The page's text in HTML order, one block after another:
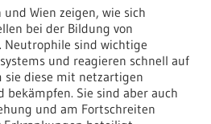
Wien zeigen, wie sich
bei der Bildung von
Neutrophile sind wichtige
und reagieren schnell auf
sie diese mit netzartigen
Sie sind aber auch
und am Fortschreiten